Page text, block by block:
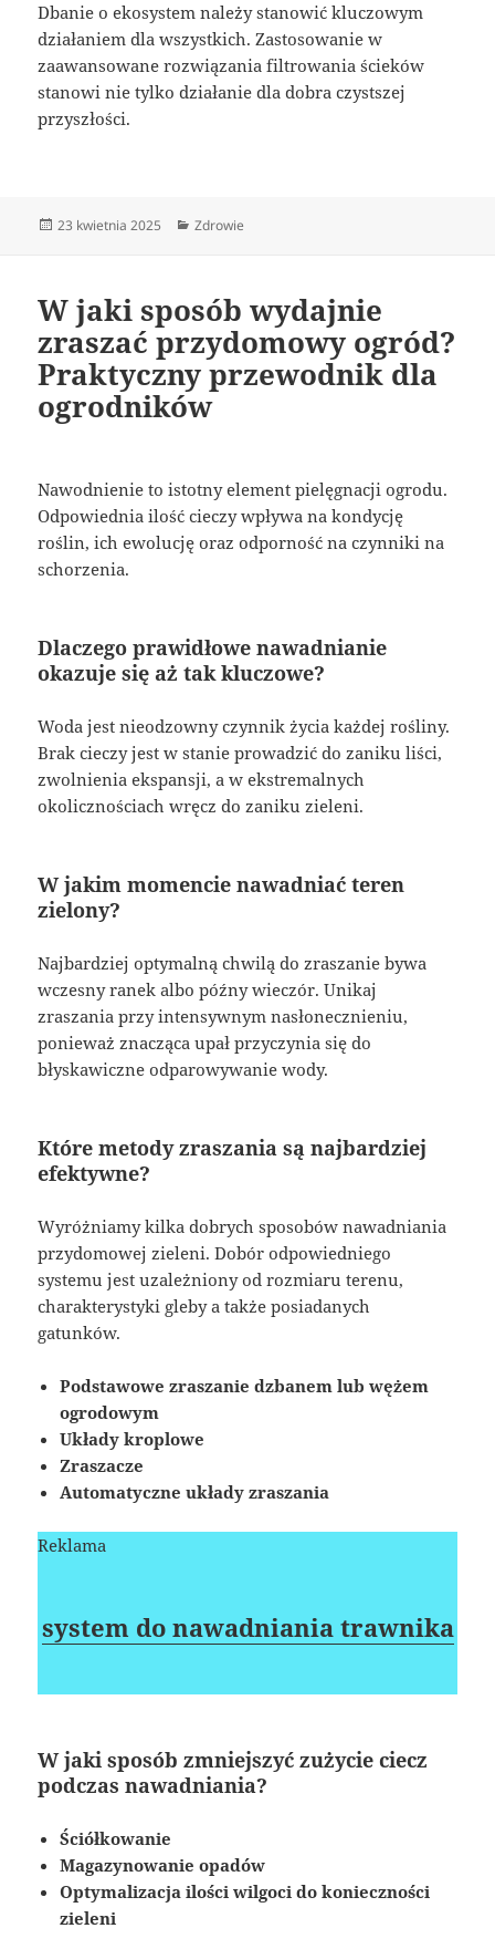
Dbanie o ekosystem należy stanowić kluczowym
działaniem dla wszystkich. Zastosowanie w
zaawansowane rozwiązania filtrowania ścieków
stanowi nie tylko działanie dla dobra czystszej
przyszłości.
Data
23 kwietnia 2025 Kategorie
Zdrowie
W jaki sposób wydajnie
zraszać przydomowy ogród?
Praktyczny przewodnik dla
ogrodników
Nawodnienie to istotny element pielęgnacji ogrodu.
Odpowiednia ilość cieczy wpływa na kondycję
roślin, ich ewolucję oraz odporność na czynniki na
schorzenia.
Dlaczego prawidłowe nawadnianie
okazuje się aż tak kluczowe?
Woda jest nieodzowny czynnik życia każdej rośliny.
Brak cieczy jest w stanie prowadzić do zaniku liści,
zwolnienia ekspansji, a w ekstremalnych
okolicznościach wręcz do zaniku zieleni.
W jakim momencie nawadniać teren
zielony?
Najbardziej optymalną chwilą do zraszanie bywa
wczesny ranek albo późny wieczór. Unikaj
zraszania przy intensywnym nasłonecznieniu,
ponieważ znacząca upał przyczynia się do
błyskawiczne odparowywanie wody.
Które metody zraszania są najbardziej
efektywne?
Wyróżniamy kilka dobrych sposobów nawadniania
przydomowej zieleni. Dobór odpowiedniego
systemu jest uzależniony od rozmiaru terenu,
charakterystyki gleby a także posiadanych
gatunków.
Podstawowe zraszanie dzbanem lub wężem
ogrodowym
Układy kroplowe
Zraszacze
Automatyczne układy zraszania
Reklama
system do nawadniania trawnika
W jaki sposób zmniejszyć zużycie ciecz
podczas nawadniania?
Ściółkowanie
Magazynowanie opadów
Optymalizacja ilości wilgoci do konieczności
zieleni